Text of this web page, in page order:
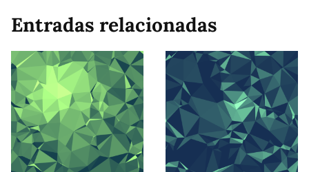
Entradas relacionadas